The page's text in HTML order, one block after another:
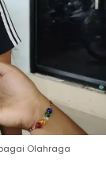
Olahraga